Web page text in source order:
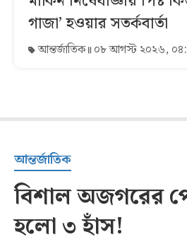
গাজা’ হওয়ার সতর্কবার্তা
আন্তর্জাতিক ০৮ আগস্ট ২০২৬,
আন্তর্জাতিক
বিশাল অজগরের
হলো ৩ হাঁস!